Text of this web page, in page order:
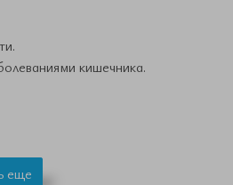
кишечника.
еще